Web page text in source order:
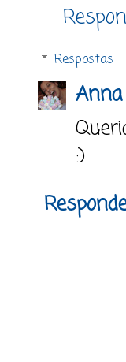
Respostas
:)